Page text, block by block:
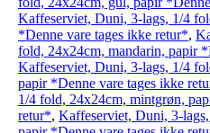
Kaffeserviet, Duni, 3-lags, 1/4
*Denne vare tages ikke retur*,
fold, 24x24cm, mandarin, papir
Kaffeserviet, Duni, 3-lags, 1/4
papir *Denne vare tages ikke
1/4 fold, 24x24cm, mintgrøn,
retur*, Kaffeserviet, Duni, 3-